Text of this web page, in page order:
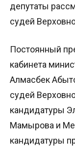
депутаты
судей
Постоянный
кабинета
Алмасбек
судей
кандидатуры
Мамырова и
кандидатуры